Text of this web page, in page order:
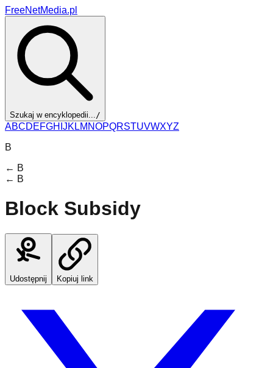
FreeNetMedia.pl
Szukaj w encyklopedii.../
ABCDEFGH JK LM NOPQRSTUVWXYZ
B
← B
← B
Block Subsidy
Udostępnij Kopiuj link